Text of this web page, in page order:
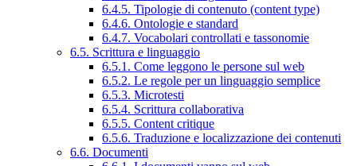
6.4.5. Tipologie di contenuto (content type)
6.4.6. Ontologie e standard
6.4.7. Vocabolari controllati e tassonomie
6.5. Scrittura e linguaggio
6.5.1. Come leggono le persone sul web
6.5.2. Le regole per un linguaggio semplice
6.5.3. Microtesti
6.5.4. Scrittura collaborativa
6.5.5. Content critique
6.5.6. Traduzione e localizzazione dei contenuti
6.6. Documenti